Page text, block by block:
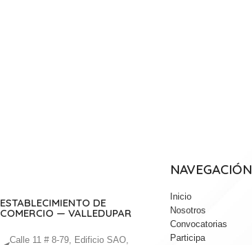
ESTABLECIMIENTO DE
COMERCIO — VALLEDUPAR
Calle 11 # 8-79, Edificio SAO,
NAVEGACIÓN
Inicio
Nosotros
Convocatorias
Participa